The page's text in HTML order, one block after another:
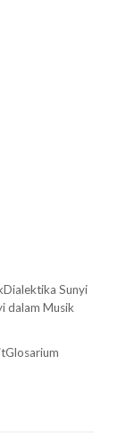
Dialektika Sunyi
dalam Musik
Glosarium